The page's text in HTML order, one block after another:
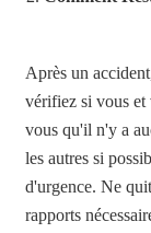
Après un
vérifiez si vous et
vous qu'il n'y a
les autres si
d'urgence. Ne
rapports